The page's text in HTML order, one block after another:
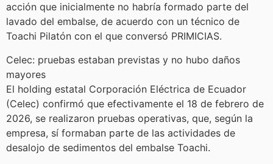
acción que inicialmente no habría formado parte del
lavado del embalse, de acuerdo con un técnico de
Toachi Pilatón con el que conversó PRIMICIAS.
Celec: pruebas estaban previstas y no hubo daños
mayores
El holding estatal Corporación Eléctrica de Ecuador
(Celec) confirmó que efectivamente el 18 de febrero de
2026, se realizaron pruebas operativas, que, según la
empresa, sí formaban parte de las actividades de
desalojo de sedimentos del embalse Toachi.